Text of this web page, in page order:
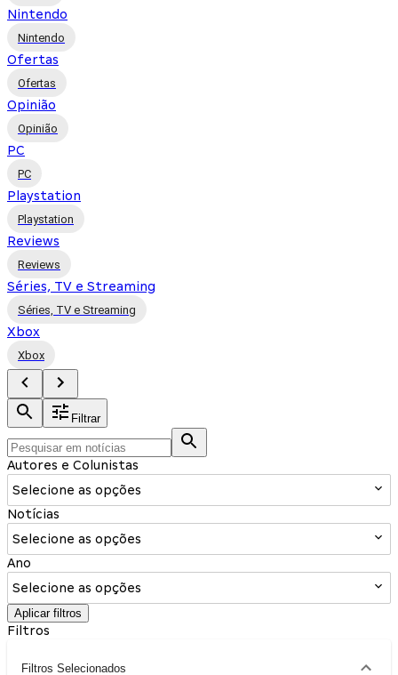
Nintendo
Nintendo
Ofertas
Ofertas
Opinião
Opinião
PC
PC
Playstation
Playstation
Reviews
Reviews
Séries, TV e Streaming
Séries, TV e Streaming
Xbox
Xbox
Filtrar
Autores e Colunistas
Selecione as opções
Notícias
Selecione as opções
Ano
Selecione as opções
Aplicar filtros
Filtros
Filtros Selecionados